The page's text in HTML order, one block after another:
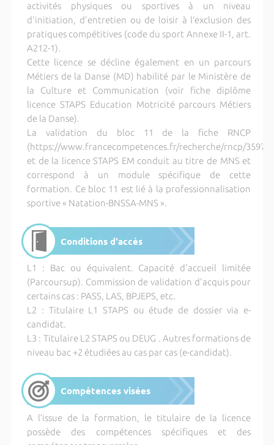
activités physiques ou sportives à un niveau
d'initiation, d'entretien ou de loisir à l’exclusion des
pratiques compétitives (code du sport Annexe II-1, art.
A212-1).
Cette licence se décline également en un parcours
Métiers de la Danse (MD) habilité par le Ministère de
la Culture et Communication (voir fiche diplôme
licence STAPS Education Motricité parcours Métiers
de la Danse).
La validation du bloc 11 de la fiche RNCP
(https://www.francecompetences.fr/recherche/rncp/
et de la licence STAPS EM conduit au titre de MNS et
correspond à un module spécifique de cette
formation. Ce bloc 11 est lié à la professionnalisation
sportive « Natation-BNSSA-MNS ».
Conditions d'accès
L1 : Bac ou équivalent. Capacité d'accueil limitée
(Parcoursup). Commission de validation d'acquis pour
certains cas : PASS, LAS, BPJEPS, etc.
L2 : Titulaire L1 STAPS ou étude de dossier via e-
candidat.
L3 : Titulaire L2 STAPS ou DEUG . Autres formations de
niveau bac +2 étudiées au cas par cas (e-candidat).
Compétences visées
A l’issue de la formation, le titulaire de la licence
possède des compétences spécifiques et des